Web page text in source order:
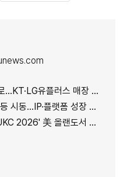
유플러스 매장 개방
동…IP·플랫폼 성장 가속
2026' 美 올랜도서 개막